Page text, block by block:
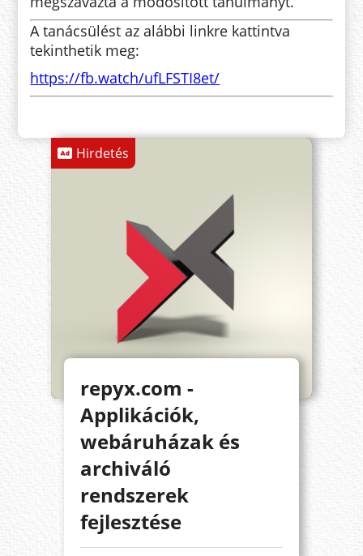
A tanácsülést az alábbi linkre kattintva
tekinthetik meg:
https://fb.watch/ufLFSTI8et/
Hirdetés
repyx.com -
Applikációk,
webáruházak és
archiváló
rendszerek
fejlesztése